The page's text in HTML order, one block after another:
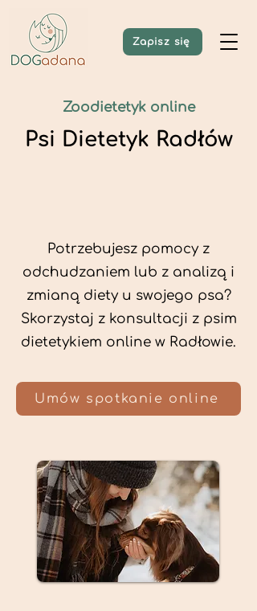
Zapisz się
Zoodietetyk online
Psi Dietetyk Radłów
Potrzebujesz pomocy z
odchudzaniem lub z analizą i
zmianą diety u swojego psa?
Skorzystaj z konsultacji z psim
dietetykiem online w Radłowie.
Umów spotkanie online